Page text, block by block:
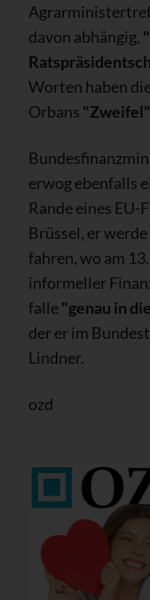
davon abhängig,
Worten haben
Orbans "Zweifel"
erwog ebenfalls
Rande eines
Brüssel, er
fahren, wo am
informeller
falle"genau in
der er im
Lindner.
ozd